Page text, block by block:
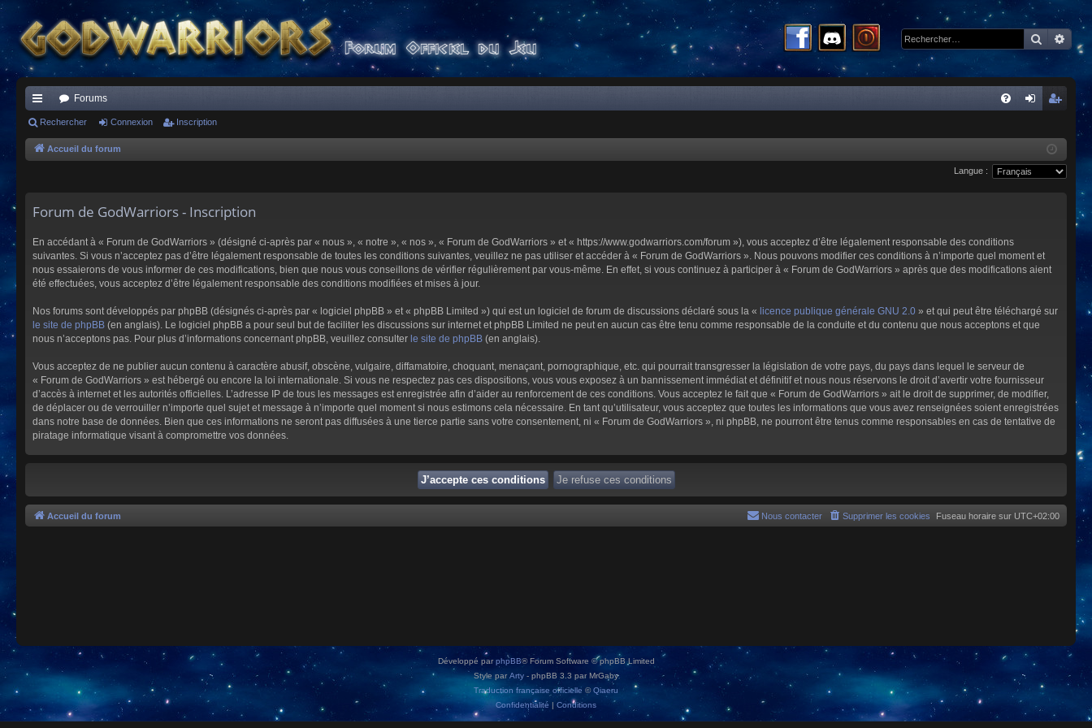
ac
co
s
Forums
xi
cri
pti
Rechercher Connexion Inscription
Accueil du forum
Langue :
Forum de GodWarriors - Inscription
En accédant à « Forum de GodWarriors » (désigné ci-après par « nous », « notre », « nos », « Forum de GodWarriors » et « https://www.godwarriors.com/forum »), vous acceptez d’être légalement responsable des conditions
suivantes. Si vous n’acceptez pas d’être légalement responsable de toutes les conditions suivantes, veuillez ne pas utiliser et accéder à « Forum de GodWarriors ». Nous pouvons modifier ces conditions à n’importe quel moment et
nous essaierons de vous informer de ces modifications, bien que nous vous conseillons de vérifier régulièrement par vous-même. En effet, si vous continuez à participer à « Forum de GodWarriors » après que des modifications aient
été effectuées, vous acceptez d’être légalement responsable des conditions modifiées et mises à jour.
Nos forums sont développés par phpBB (désignés ci-après par « logiciel phpBB » et « phpBB Limited ») qui est un logiciel de forum de discussions déclaré sous la « licence publique générale GNU 2.0 » et qui peut être téléchargé sur
le site de phpBB (en anglais). Le logiciel phpBB a pour seul but de faciliter les discussions sur internet et phpBB Limited ne peut en aucun cas être tenu comme responsable de la conduite et du contenu que nous acceptons et que
nous n’acceptons pas. Pour plus d’informations concernant phpBB, veuillez consulter le site de phpBB (en anglais).
Vous acceptez de ne publier aucun contenu à caractère abusif, obscène, vulgaire, diffamatoire, choquant, menaçant, pornographique, etc. qui pourrait transgresser la législation de votre pays, du pays dans lequel le serveur de
« Forum de GodWarriors » est hébergé ou encore la loi internationale. Si vous ne respectez pas ces dispositions, vous vous exposez à un bannissement immédiat et définitif et nous nous réservons le droit d’avertir votre fournisseur
d’accès à internet et les autorités officielles. L’adresse IP de tous les messages est enregistrée afin d’aider au renforcement de ces conditions. Vous acceptez le fait que « Forum de GodWarriors » ait le droit de supprimer, de modifier,
de déplacer ou de verrouiller n’importe quel sujet et message à n’importe quel moment si nous estimons cela nécessaire. En tant qu’utilisateur, vous acceptez que toutes les informations que vous avez renseignées soient enregistrées
dans notre base de données. Bien que ces informations ne seront pas diffusées à une tierce partie sans votre consentement, ni « Forum de GodWarriors », ni phpBB, ne pourront être tenus comme responsables en cas de tentative de
piratage informatique visant à compromettre vos données.
Accueil du forum Fuseau horaire sur UTC+02:00
Supprimer les cookies
Nous contacter
Développé parphpBB® Forum Software © phpBB Limited
Style par Arty - phpBB 3.3 par MrGaby
Traduction française officielle ©Qiaeru
Confidentialité | Conditions